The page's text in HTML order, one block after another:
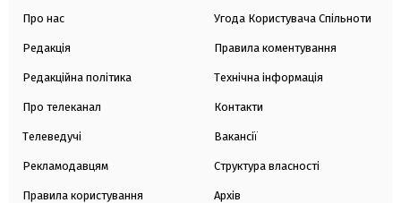
Про нас
Редакція
Редакційна політика
Про телеканал
Телеведучі
Рекламодавцям
Правила користування
Угода Користувача Спільноти
Правила коментування
Технічна інформація
Контакти
Вакансії
Структура власності
Архів